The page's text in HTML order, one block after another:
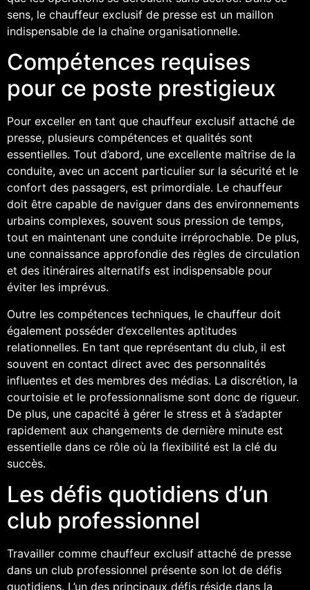
sens, le chauffeur exclusif de presse est un maillon
indispensable de la chaîne organisationnelle.
Compétences requises
pour ce poste prestigieux
Pour exceller en tant que chauffeur exclusif attaché de
presse, plusieurs compétences et qualités sont
essentielles. Tout d’abord, une excellente maîtrise de la
conduite, avec un accent particulier sur la sécurité et le
confort des passagers, est primordiale. Le chauffeur
doit être capable de naviguer dans des environnements
urbains complexes, souvent sous pression de temps,
tout en maintenant une conduite irréprochable. De plus,
une connaissance approfondie des règles de circulation
et des itinéraires alternatifs est indispensable pour
éviter les imprévus.
Outre les compétences techniques, le chauffeur doit
également posséder d’excellentes aptitudes
relationnelles. En tant que représentant du club, il est
souvent en contact direct avec des personnalités
influentes et des membres des médias. La discrétion, la
courtoisie et le professionnalisme sont donc de rigueur.
De plus, une capacité à gérer le stress et à s’adapter
rapidement aux changements de dernière minute est
essentielle dans ce rôle où la flexibilité est la clé du
succès.
Les défis quotidiens d’un
club professionnel
Travailler comme chauffeur exclusif attaché de presse
dans un club professionnel présente son lot de défis
quotidiens. L’un des principaux défis réside dans la